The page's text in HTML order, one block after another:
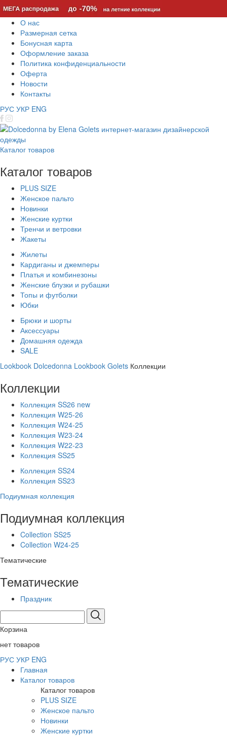
О нас
Размерная сетка
Бонусная карта
Оформление заказа
Политика конфиденциальности
Оферта
Новости
Контакты
РУС УКР ENG
Каталог товаров
Каталог товаров
PLUS SIZE
Женское пальто
Новинки
Женские куртки
Тренчи и ветровки
Жакеты
Жилеты
Кардиганы и джемперы
Платья и комбинезоны
Женские блузки и рубашки
Топы и футболки
Юбки
Брюки и шорты
Аксессуары
Домашняя одежда
SALE
Lookbook Dolcedonna Lookbook Golets Коллекции
Коллекции
Коллекция SS26 new
Коллекция W25-26
Коллекция W24-25
Коллекция W23-24
Коллекция W22-23
Коллекция SS25
Коллекция SS24
Коллекция SS23
Подиумная коллекция
Подиумная коллекция
Collection SS25
Collection W24-25
Тематические
Тематические
Праздник
Корзина
нет товаров
РУС УКР ENG
Главная
Каталог товаров
Каталог товаров
PLUS SIZE
Женское пальто
Новинки
Женские куртки